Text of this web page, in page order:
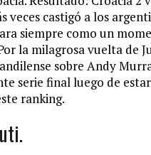
veces castigó a los
siempre como un
la milagrosa vuelta de
sobre Andy
serie final luego de
ranking.